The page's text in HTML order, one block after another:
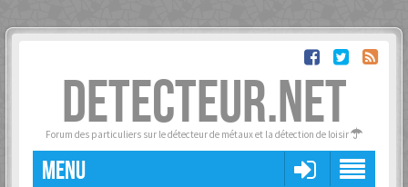
DETECTEUR.NET
Forum des particuliers sur le détecteur de métaux et la détection de loisir
MENU